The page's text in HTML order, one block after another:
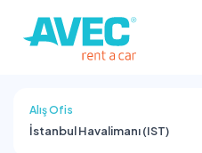
Alış Ofis
İstanbul Havalimanı (IST)